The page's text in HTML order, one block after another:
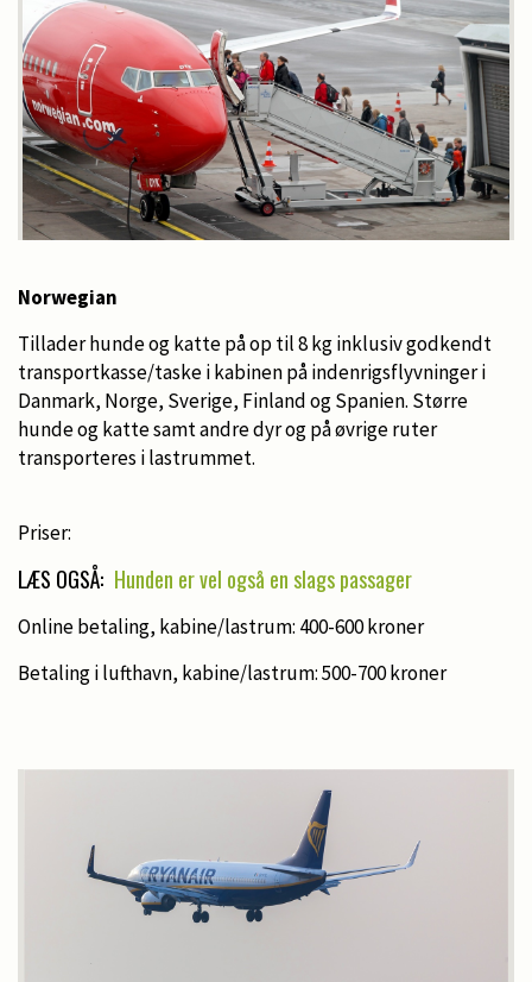
Norwegian
Tillader hunde og katte på op til 8 kg inklusiv godkendt
transportkasse/taske i kabinen på indenrigsflyvninger i
Danmark, Norge, Sverige, Finland og Spanien. Større
hunde og katte samt andre dyr og på øvrige ruter
transporteres i lastrummet.
Priser:
LÆS OGSÅ: Hunden er vel også en slags passager
Online betaling, kabine/lastrum: 400-600 kroner
Betaling i lufthavn, kabine/lastrum: 500-700 kroner